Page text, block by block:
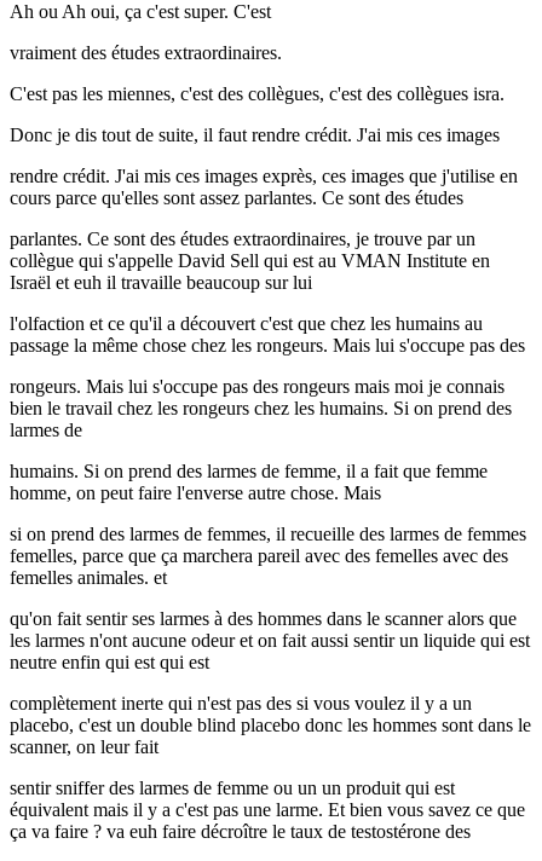
Ah ou Ah oui, ça c'est super. C'est
vraiment des études extraordinaires.
C'est pas les miennes, c'est des collègues, c'est des collègues isra.
Donc je dis tout de suite, il faut rendre crédit. J'ai mis ces images
rendre crédit. J'ai mis ces images exprès, ces images que j'utilise en
cours parce qu'elles sont assez parlantes. Ce sont des études
parlantes. Ce sont des études extraordinaires, je trouve par un
collègue qui s'appelle David Sell qui est au VMAN Institute en
Israël et euh il travaille beaucoup sur lui
l'olfaction et ce qu'il a découvert c'est que chez les humains au
passage la même chose chez les rongeurs. Mais lui s'occupe pas des
rongeurs. Mais lui s'occupe pas des rongeurs mais moi je connais
bien le travail chez les rongeurs chez les humains. Si on prend des
larmes de
humains. Si on prend des larmes de femme, il a fait que femme
homme, on peut faire l'enverse autre chose. Mais
si on prend des larmes de femmes, il recueille des larmes de femmes
femelles, parce que ça marchera pareil avec des femelles avec des
femelles animales. et
qu'on fait sentir ses larmes à des hommes dans le scanner alors que
les larmes n'ont aucune odeur et on fait aussi sentir un liquide qui est
neutre enfin qui est qui est
complètement inerte qui n'est pas des si vous voulez il y a un
placebo, c'est un double blind placebo donc les hommes sont dans le
scanner, on leur fait
sentir sniffer des larmes de femme ou un un produit qui est
équivalent mais il y a c'est pas une larme. Et bien vous savez ce que
ça va faire ? va euh faire décroître le taux de testostérone des